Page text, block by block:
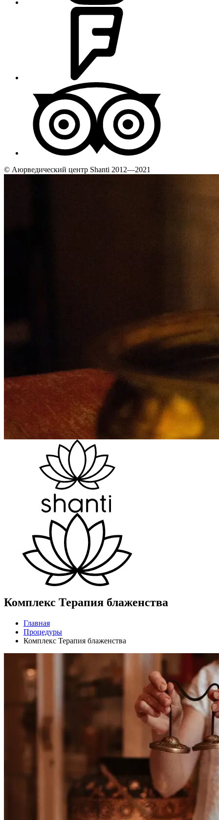
© Аюрведический центр Shanti 2012—2021
Комплекс Терапия блаженства
Главная
Процедуры
Комплекс Терапия блаженства